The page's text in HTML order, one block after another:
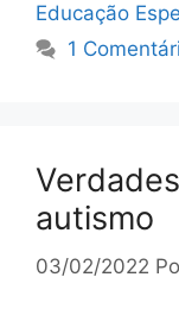
Educação
1
autismo
03/02/2022